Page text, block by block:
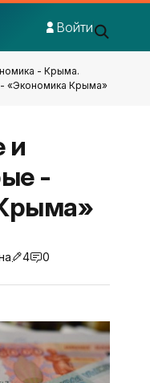
Войти
- Крыма.
«Экономика Крыма»
и
-
4 0